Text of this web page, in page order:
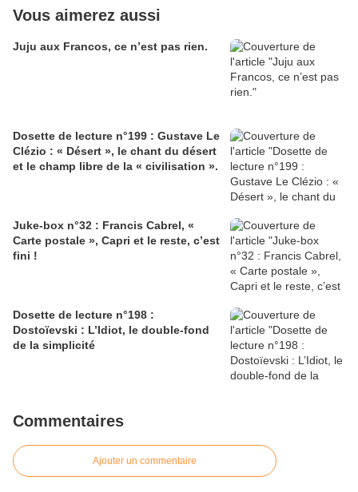
Vous aimerez aussi
Juju aux Francos, ce n’est pas rien.
Dosette de lecture n°199 : Gustave Le
Clézio : « Désert », le chant du désert
et le champ libre de la « civilisation ».
Juke-box n°32 : Francis Cabrel, «
Carte postale », Capri et le reste, c’est
fini !
Dosette de lecture n°198 :
Dostoïevski : L’Idiot, le double-fond
de la simplicité
Commentaires
Ajouter un commentaire